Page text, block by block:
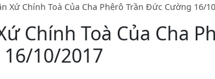
Xứ Chính Toà Của Cha Phêrô Trần Đức Cường 16/
Chính Toà Của Cha
10/2017